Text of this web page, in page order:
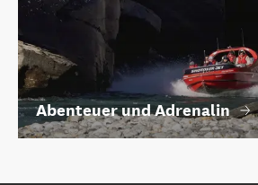
Abenteuer und Adrenalin